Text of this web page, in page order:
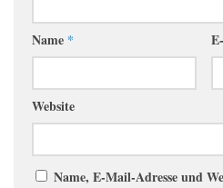
Name *
Website
Name, E-Mail-Adresse und